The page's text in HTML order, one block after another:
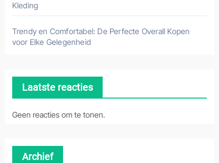
Kleding
Trendy en Comfortabel: De Perfecte Overall Kopen
voor Elke Gelegenheid
Laatste reacties
Geen reacties om te tonen.
Archief